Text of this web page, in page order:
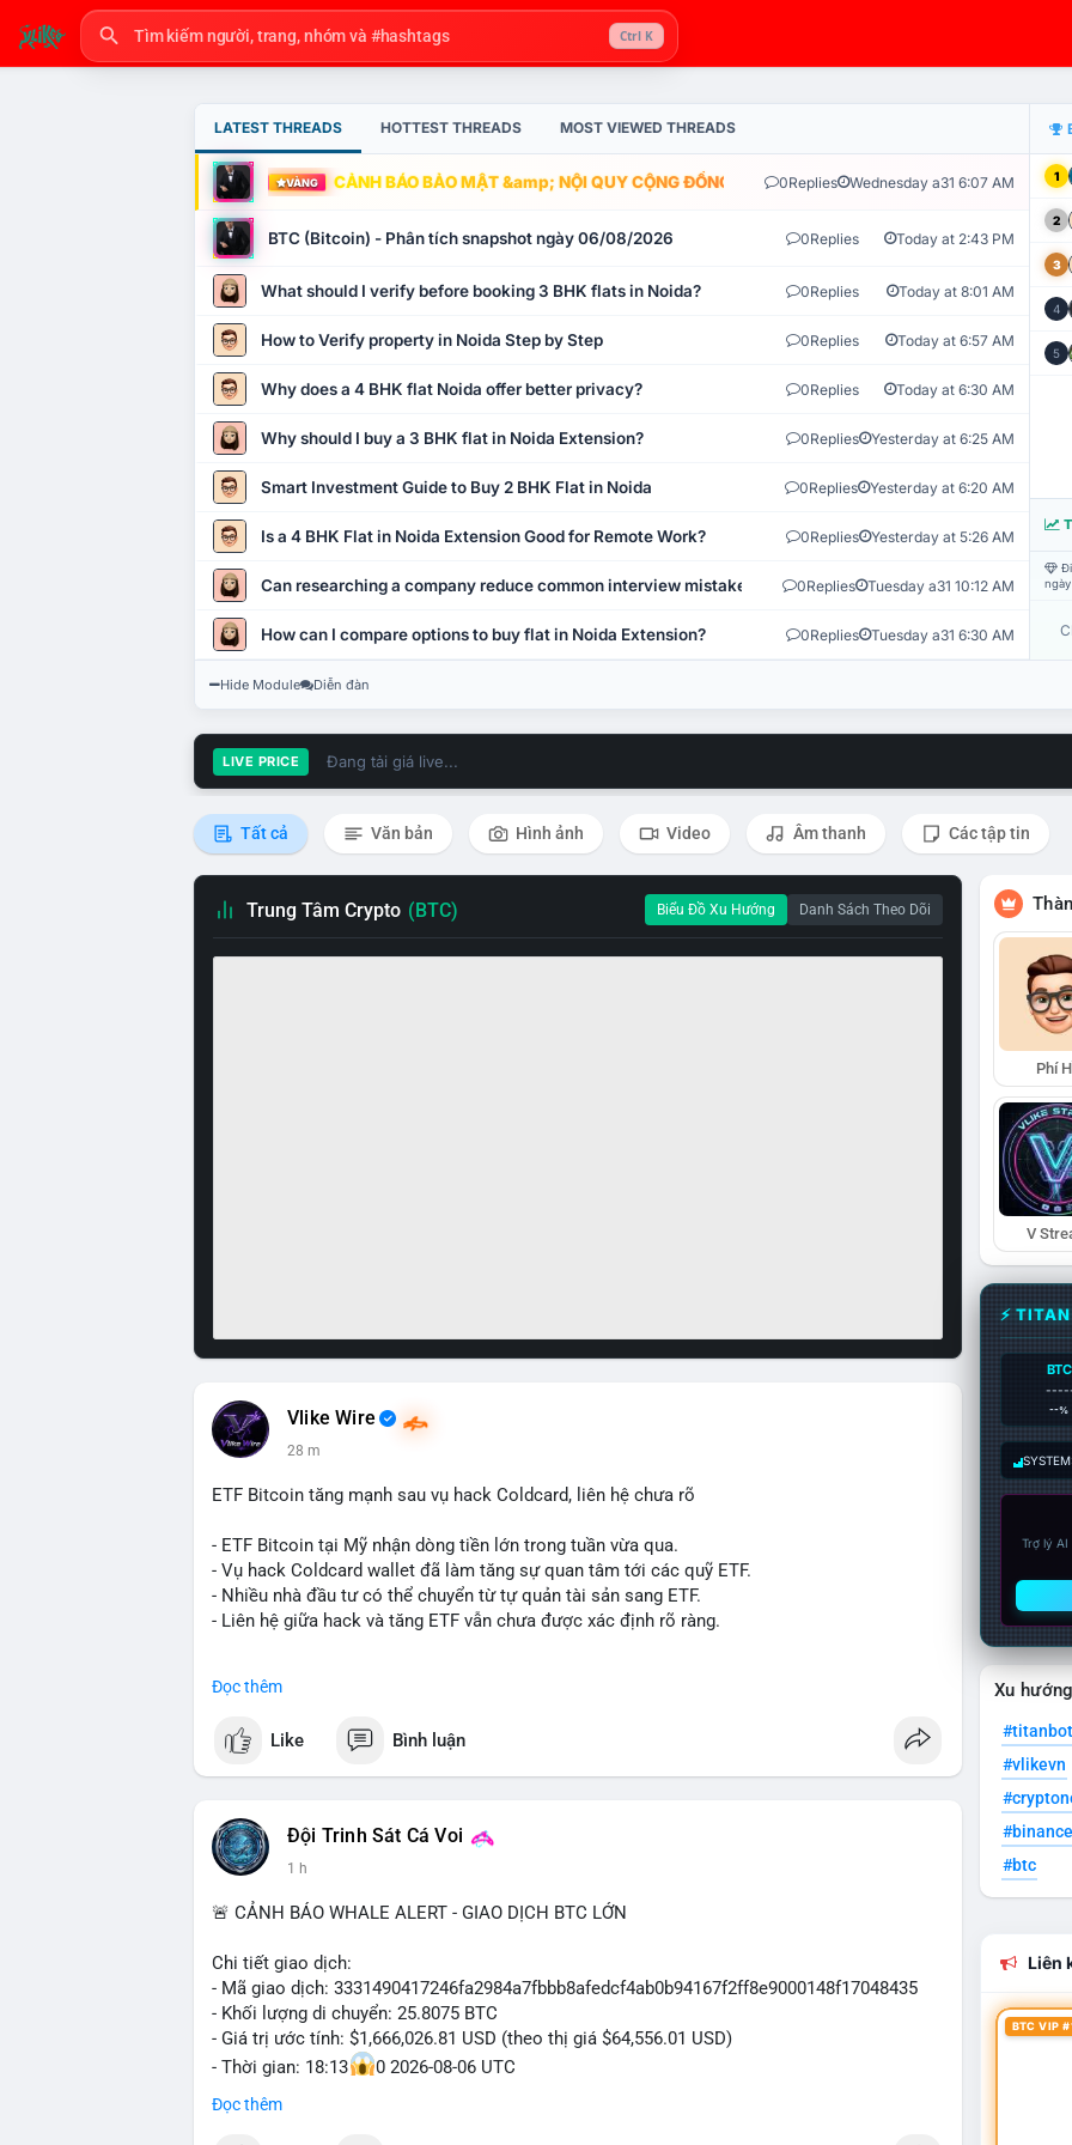
Ctrl K
LATEST THREADS HOTTEST THREADS MOST VIEWED THREADS
VÀNG CẢNH BÁO BẢO MẬT &amp; NỘI QUY CỘNG ĐỒNG VLIKE.VN: HỆ THỐNG GIÁM SÁT TỰ
0Replies Wednesday a31 6:07 AM
BTC (Bitcoin) - Phân tích snapshot ngày 06/08/2026 0Replies Today at 2:43 PM
What should I verify before booking 3 BHK flats in Noida? 0Replies Today at 8:01 AM
How to Verify property in Noida Step by Step 0Replies Today at 6:57 AM
Why does a 4 BHK flat Noida offer better privacy? 0Replies Today at 6:30 AM
Why should I buy a 3 BHK flat in Noida Extension? 0Replies Yesterday at 6:25 AM
Smart Investment Guide to Buy 2 BHK Flat in Noida 0Replies Yesterday at 6:20 AM
Is a 4 BHK Flat in Noida Extension Good for Remote Work? 0Replies Yesterday at 5:26 AM
Can researching a company reduce common interview mistakes? 0Replies Tuesday a31 10:12 AM
How can I compare options to buy flat in Noida Extension? 0Replies Tuesday a31 6:30 AM
1
2
3
4
5
Hide Module Diễn đàn
LIVE PRICE Đang tải giá live...
Tất cả Văn bản Hình ảnh Video Âm thanh Các tập tin
Trung Tâm Crypto (BTC) Biểu Đồ Xu Hướng Danh Sách Theo Dõi
Vlike Wire
28 m
ETF Bitcoin tăng mạnh sau vụ hack Coldcard, liên hệ chưa rõ
- ETF Bitcoin tại Mỹ nhận dòng tiền lớn trong tuần vừa qua.
- Vụ hack Coldcard wallet đã làm tăng sự quan tâm tới các quỹ ETF.
- Nhiều nhà đầu tư có thể chuyển từ tự quản tài sản sang ETF.
- Liên hệ giữa hack và tăng ETF vẫn chưa được xác định rõ ràng.
#vlikevn #titanbot
📰 Nguồn: Cointelegraph
Đọc thêm
Like Bình luận
Đội Trinh Sát Cá Voi
1 h
🚨 CẢNH BÁO WHALE ALERT - GIAO DỊCH BTC LỚN
Chi tiết giao dịch:
- Mã giao dịch: 3331490417246fa2984a7fbbb8afedcf4ab0b94167f2ff8e9000148f17048435
- Khối lượng di chuyển: 25.8075 BTC
- Giá trị ước tính: $1,666,026.81 USD (theo thị giá $64,556.01 USD)
- Thời gian: 18:13
0 2026-08-06 UTC
Nhận định phân tích hành vi của Cá voi dựa trên giao dịch này:
Đọc thêm
Phí
V
⚡
BTC
--%
Trợ lý
Xu
#titanbot
#vlikevn
#btc
Liên
BTC VIP